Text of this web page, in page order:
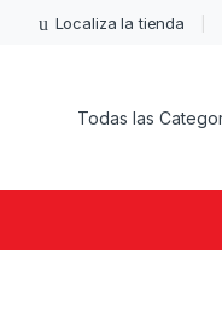
Localiza la tienda